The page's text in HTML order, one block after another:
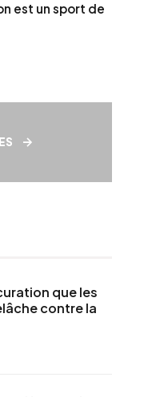
est un sport de
que les
contre la